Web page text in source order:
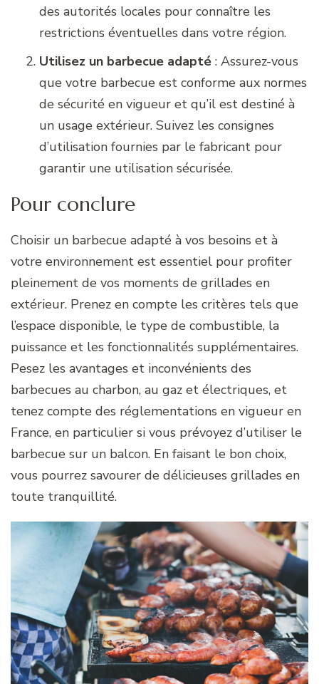
des autorités locales pour connaître les
restrictions éventuelles dans votre région.
Utilisez un barbecue adapté : Assurez-vous
que votre barbecue est conforme aux normes
de sécurité en vigueur et qu’il est destiné à
un usage extérieur. Suivez les consignes
d’utilisation fournies par le fabricant pour
garantir une utilisation sécurisée.
Pour conclure
Choisir un barbecue adapté à vos besoins et à
votre environnement est essentiel pour profiter
pleinement de vos moments de grillades en
extérieur. Prenez en compte les critères tels que
l’espace disponible, le type de combustible, la
puissance et les fonctionnalités supplémentaires.
Pesez les avantages et inconvénients des
barbecues au charbon, au gaz et électriques, et
tenez compte des réglementations en vigueur en
France, en particulier si vous prévoyez d’utiliser le
barbecue sur un balcon. En faisant le bon choix,
vous pourrez savourer de délicieuses grillades en
toute tranquillité.